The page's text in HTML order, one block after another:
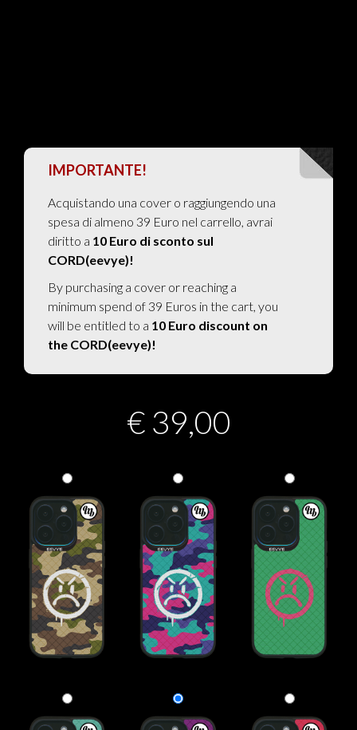
IMPORTANTE!
Acquistando una cover o raggiungendo una
spesa di almeno 39 Euro nel carrello, avrai
diritto a 10 Euro di sconto sul
CORD(eevye)!
By purchasing a cover or reaching a
minimum spend of 39 Euros in the cart, you
will be entitled to a 10 Euro discount on
the CORD(eevye)!
€39,00